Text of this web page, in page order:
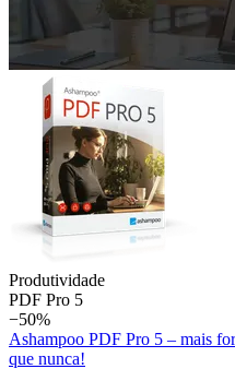
Produtividade
PDF Pro 5
−50%
Ashampoo PDF Pro 5 – mais
que nunca!